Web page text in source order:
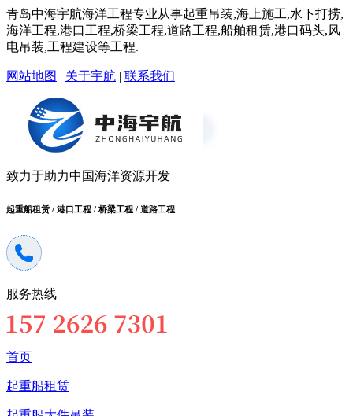
青岛中海宇航海洋工程专业从事起重吊装,海上施工,水下打捞,
海洋工程,港口工程,桥梁工程,道路工程,船舶租赁,港口码头,风
电吊装,工程建设等工程.
网站地图 | 关于宇航 | 联系我们
致力于助力中国海洋资源开发
起重船租赁 / 港口工程 / 桥梁工程 / 道路工程
服务热线
首页
起重船租赁